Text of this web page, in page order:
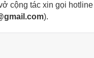
cộng tác xin gọi hotline
).